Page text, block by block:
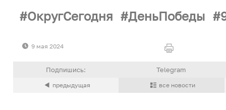
ОкругСегодня ДеньПобеды
9 мая 2024